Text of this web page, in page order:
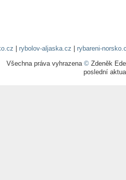
rybolov-aljaska.cz
rybareni-
Všechna práva vyhrazena © Zdeněk
poslední